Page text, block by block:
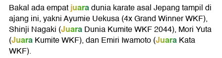
Bakal ada empatjuaradunia karate asal Jepang tampil di
ajang ini, yakni Ayumie Uekusa (4x Grand Winner WKF),
Shinji Nagaki (JuaraDunia Kumite WKF 2044), Mori Yuta
(JuaraKumite WKF), dan Emiri Iwamoto(JuaraKata
WKF).